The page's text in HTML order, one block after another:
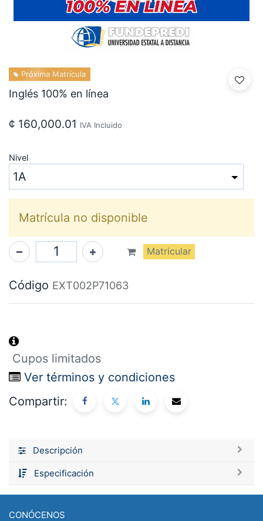
Próxima Matrícula
Inglés 100% en línea
¢ 160,000.01 IVA Incluido
Nivel
Matrícula no disponible
Matricular
Código EXT002P71063
Cupos limitados
Ver términos y condiciones
Compartir:
Descripción
Especificación
CONÓCENOS